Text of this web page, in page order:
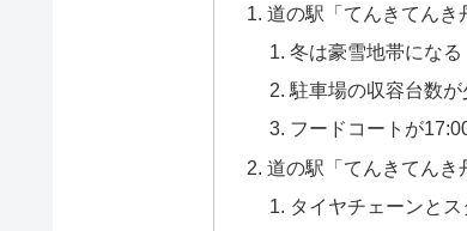
道の駅「てんきてんき
冬は豪雪地帯になる
駐車場の収容台数が
フードコートが
道の駅「てんきてんき
タイヤチェーンと